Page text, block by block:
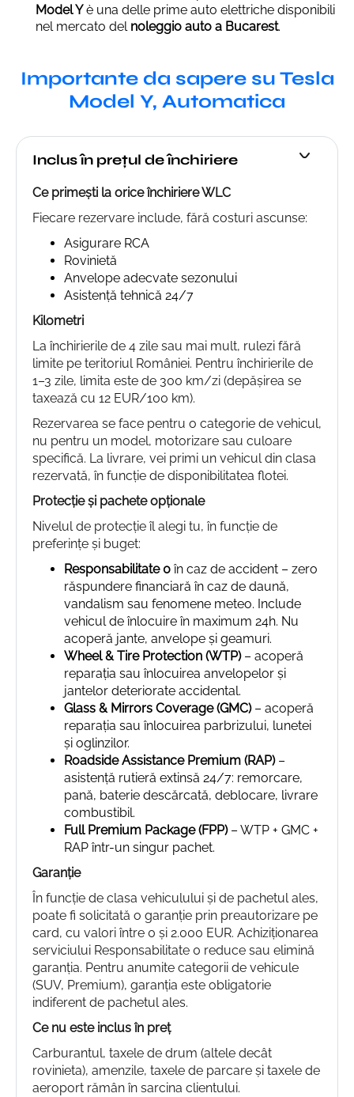
Model Yè una delle prime auto elettriche disponibili
nel mercato del noleggio auto a Bucarest.
Importante da sapere su Tesla
Model Y, Automatica
Inclus în prețul de închiriere
Ce primești la orice închiriere WLC
Fiecare rezervare include, fără costuri ascunse:
Asigurare RCA
Rovinietă
Anvelope adecvate sezonului
Asistență tehnică 24/7
Kilometri
La închirierile de 4 zile sau mai mult, rulezi fără
limite pe teritoriul României. Pentru închirierile de
1–3 zile, limita este de 300 km/zi (depășirea se
taxează cu 12 EUR/100 km).
Rezervarea se face pentru o categorie de vehicul,
nu pentru un model, motorizare sau culoare
specifică. La livrare, vei primi un vehicul din clasa
rezervată, în funcție de disponibilitatea flotei.
Protecție și pachete opționale
Nivelul de protecție îl alegi tu, în funcție de
preferințe și buget:
Responsabilitate 0 în caz de accident – zero
răspundere financiară în caz de daună,
vandalism sau fenomene meteo. Include
vehicul de înlocuire în maximum 24h. Nu
acoperă jante, anvelope și geamuri.
Wheel & Tire Protection (WTP)– acoperă
reparația sau înlocuirea anvelopelor și
jantelor deteriorate accidental.
Glass & Mirrors Coverage (GMC)– acoperă
reparația sau înlocuirea parbrizului, lunetei
și oglinzilor.
Roadside Assistance Premium (RAP)–
asistență rutieră extinsă 24/7: remorcare,
pană, baterie descărcată, deblocare, livrare
combustibil.
Full Premium Package (FPP)– WTP + GMC +
RAP într-un singur pachet.
Garanție
În funcție de clasa vehiculului și de pachetul ales,
poate fi solicitată o garanție prin preautorizare pe
card, cu valori între 0 și 2.000 EUR. Achiziționarea
serviciului Responsabilitate 0 reduce sau elimină
garanția. Pentru anumite categorii de vehicule
(SUV, Premium), garanția este obligatorie
indiferent de pachetul ales.
Ce nu este inclus în preț
Carburantul, taxele de drum (altele decât
rovinieta), amenzile, taxele de parcare și taxele de
aeroport rămân în sarcina clientului.